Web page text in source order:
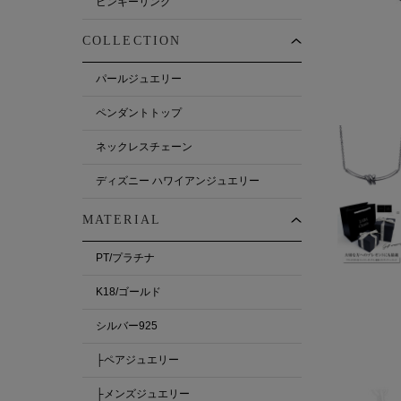
COLLECTION
パールジュエリー
ペンダントトップ
ネックレスチェーン
ディズニー ハワイアンジュエリー
MATERIAL
PT/プラチナ
K18/ゴールド
シルバー925
├ペアジュエリー
├メンズジュエリー